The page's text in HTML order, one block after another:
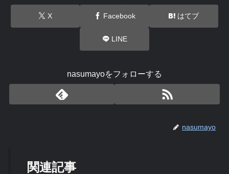
X Facebook はてブ
LINE
nasumayoをフォローする
nasumayo
関連記事